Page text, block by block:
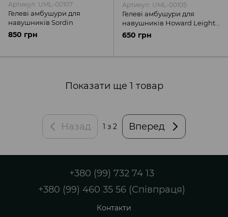
Артикул: UML-00107
Гелеві амбушури для
навушників Sordin
850 грн
Артикул: UML-00105
Гелеві амбушури для
навушників Howard Leight
Impact Sport
650 грн
Показати ще 1 товар
Назад 1 з 2 Вперед
+380 (99) 732 74 13
+380 (99) 460 35 56 (Співпраця)
Контакти